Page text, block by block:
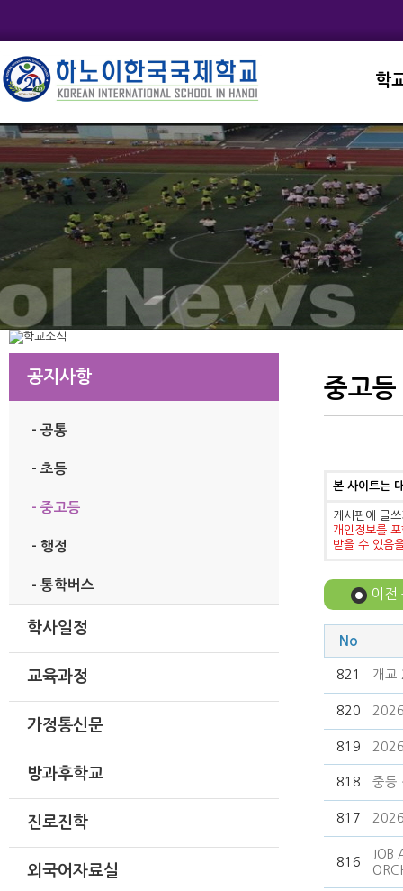
학
학
학
학
공지사항
- 공통
- 초등
- 중고등
- 행정
- 통학버스
학사일정
교육과정
가정통신문
방과후학교
진로진학
외국어자료실
중고등
본 사이트는
게시판에 글
개인정보를
받을 수 있음
이전
No
821 개교
820
819
818 중등
817
816
JOB